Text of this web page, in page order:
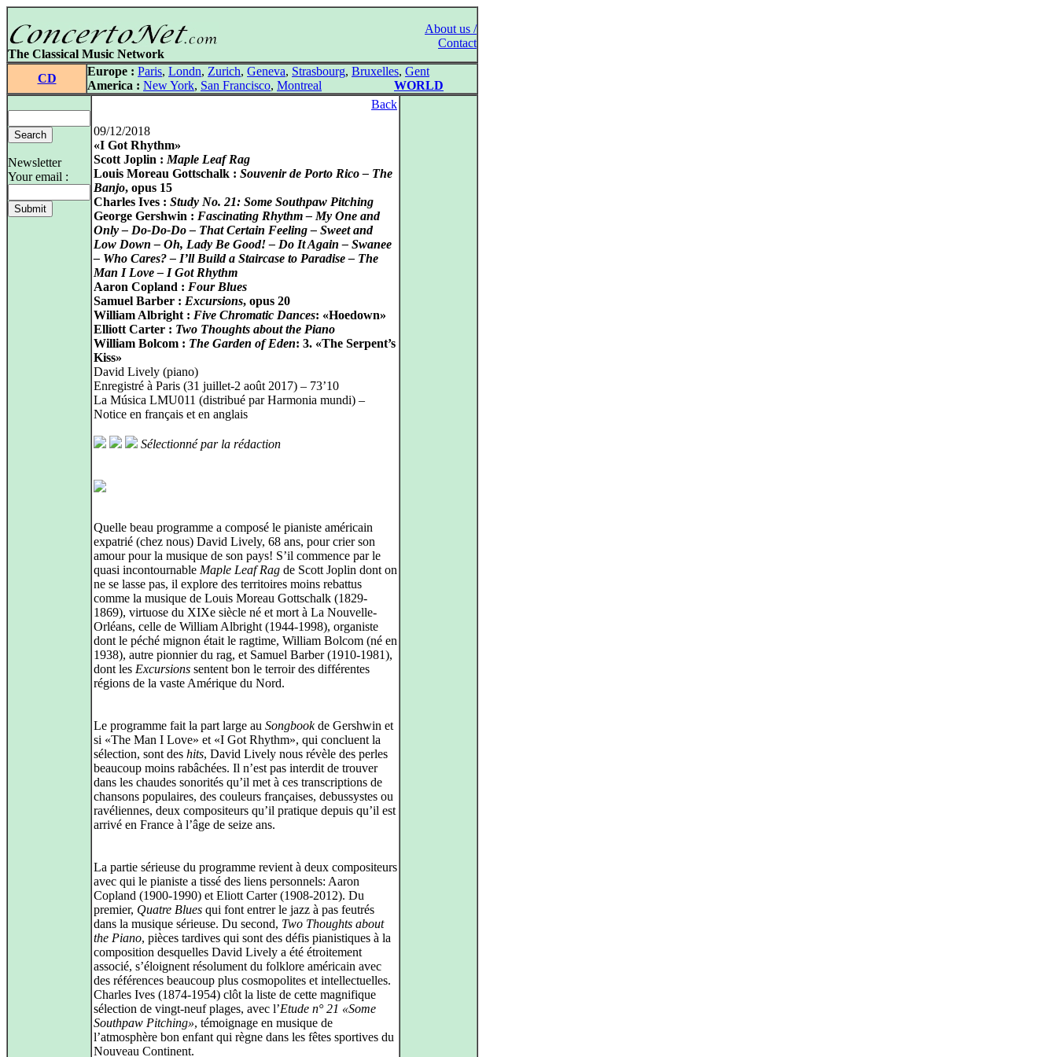
About us /
Contact
The Classical Music Network
CD
Europe : Paris, Londn, Zurich, Geneva, Strasbourg, Bruxelles, Gent
America : New York, San Francisco, Montreal WORLD
Newsletter
Your email :
Back
09/12/2018
«I Got Rhythm»
Scott Joplin : Maple Leaf Rag
Louis Moreau Gottschalk : Souvenir de Porto Rico – The
Banjo, opus 15
Charles Ives : Study No. 21: Some Southpaw Pitching
George Gershwin : Fascinating Rhythm – My One and
Only – Do-Do-Do – That Certain Feeling – Sweet and
Low Down – Oh, Lady Be Good! – Do It Again – Swanee
– Who Cares? – I’ll Build a Staircase to Paradise – The
Man I Love – I Got Rhythm
Aaron Copland : Four Blues
Samuel Barber : Excursions, opus 20
William Albright : Five Chromatic Dances: «Hoedown»
Elliott Carter : Two Thoughts about the Piano
William Bolcom : The Garden of Eden: 3. «The Serpent’s
Kiss»
David Lively (piano)
Enregistré à Paris (31 juillet-2 août 2017) – 73’10
La Música LMU011 (distribué par Harmonia mundi) –
Notice en français et en anglais
Sélectionné par la rédaction
Quelle beau programme a composé le pianiste américain
expatrié (chez nous) David Lively, 68 ans, pour crier son
amour pour la musique de son pays! S’il commence par le
quasi incontournable Maple Leaf Rag de Scott Joplin dont on
ne se lasse pas, il explore des territoires moins rebattus
comme la musique de Louis Moreau Gottschalk (1829-
1869), virtuose du XIXe siècle né et mort à La Nouvelle-
Orléans, celle de William Albright (1944-1998), organiste
dont le péché mignon était le ragtime, William Bolcom (né en
1938), autre pionnier du rag, et Samuel Barber (1910-1981),
dont les Excursions sentent bon le terroir des différentes
régions de la vaste Amérique du Nord.
Le programme fait la part large au Songbookde Gershwin et
si «The Man I Love» et «I Got Rhythm», qui concluent la
sélection, sont des hits, David Lively nous révèle des perles
beaucoup moins rabâchées. Il n’est pas interdit de trouver
dans les chaudes sonorités qu’il met à ces transcriptions de
chansons populaires, des couleurs françaises, debussystes ou
ravéliennes, deux compositeurs qu’il pratique depuis qu’il est
arrivé en France à l’âge de seize ans.
La partie sérieuse du programme revient à deux compositeurs
avec qui le pianiste a tissé des liens personnels: Aaron
Copland (1900-1990) et Eliott Carter (1908-2012). Du
premier, Quatre Blues qui font entrer le jazz à pas feutrés
dans la musique sérieuse. Du second, Two Thoughts about
the Piano, pièces tardives qui sont des défis pianistiques à la
composition desquelles David Lively a été étroitement
associé, s’éloignent résolument du folklore américain avec
des références beaucoup plus cosmopolites et intellectuelles.
Charles Ives (1874-1954) clôt la liste de cette magnifique
sélection de vingt-neuf plages, avec l’Etude n° 21 «Some
Southpaw Pitching», témoignage en musique de
l’atmosphère bon enfant qui règne dans les fêtes sportives du
Nouveau Continent.